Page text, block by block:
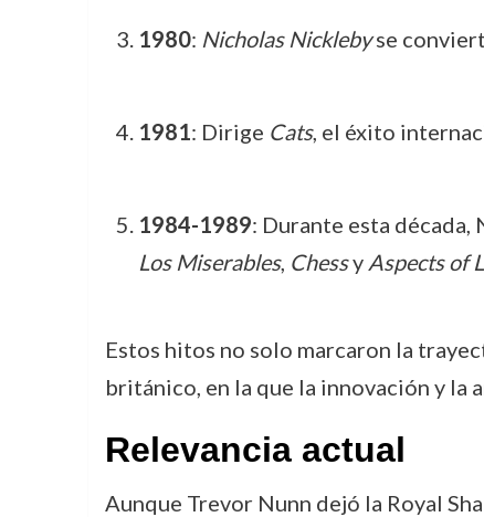
1980: Nicholas Nicklebyse
1981: Dirige Cats, el éxito
1984-1989: Durante esta década,
Los Miserables, Chessy Aspects of
Estos hitos no solo marcaron la
británico, en la que la innovación y la
Relevancia actual
Aunque Trevor Nunn dejó la Royal